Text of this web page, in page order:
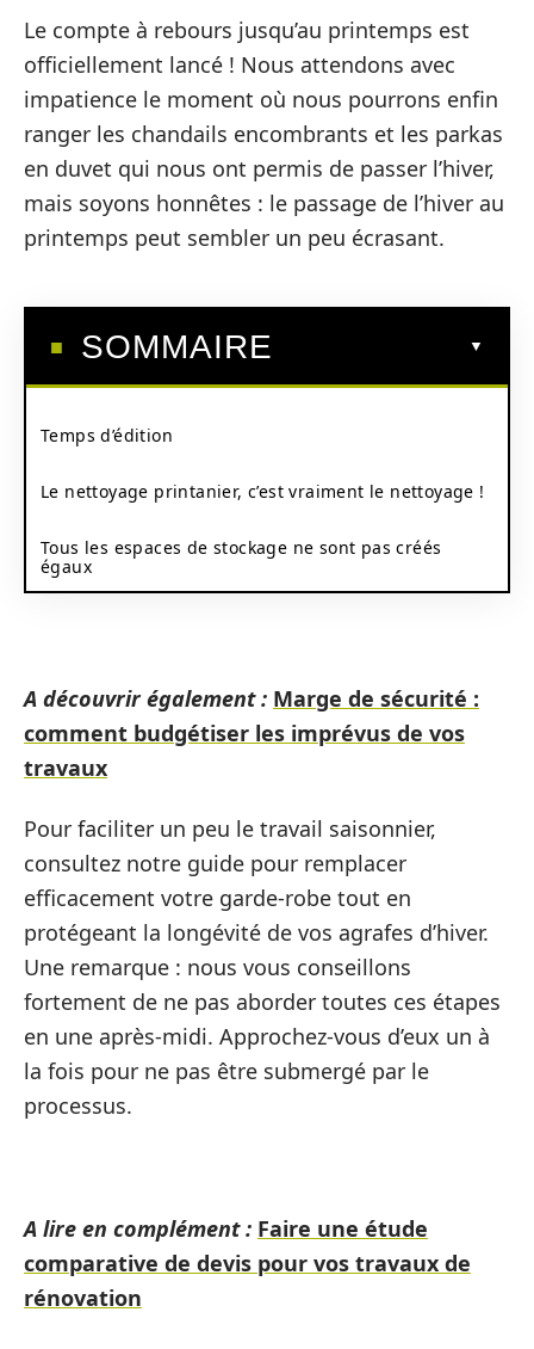
Le compte à rebours jusqu’au printemps est
officiellement lancé ! Nous attendons avec
impatience le moment où nous pourrons enfin
ranger les chandails encombrants et les parkas
en duvet qui nous ont permis de passer l’hiver,
mais soyons honnêtes : le passage de l’hiver au
printemps peut sembler un peu écrasant.
SOMMAIRE
Temps d’édition
Le nettoyage printanier, c’est vraiment le nettoyage !
Tous les espaces de stockage ne sont pas créés
égaux
A découvrir également : Marge de sécurité :
comment budgétiser les imprévus de vos
travaux
Pour faciliter un peu le travail saisonnier,
consultez notre guide pour remplacer
efficacement votre garde-robe tout en
protégeant la longévité de vos agrafes d’hiver.
Une remarque : nous vous conseillons
fortement de ne pas aborder toutes ces étapes
en une après-midi. Approchez-vous d’eux un à
la fois pour ne pas être submergé par le
processus.
A lire en complément : Faire une étude
comparative de devis pour vos travaux de
rénovation